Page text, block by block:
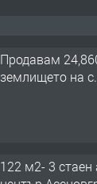
Продавам
землището на
122 м2- 3 стаен